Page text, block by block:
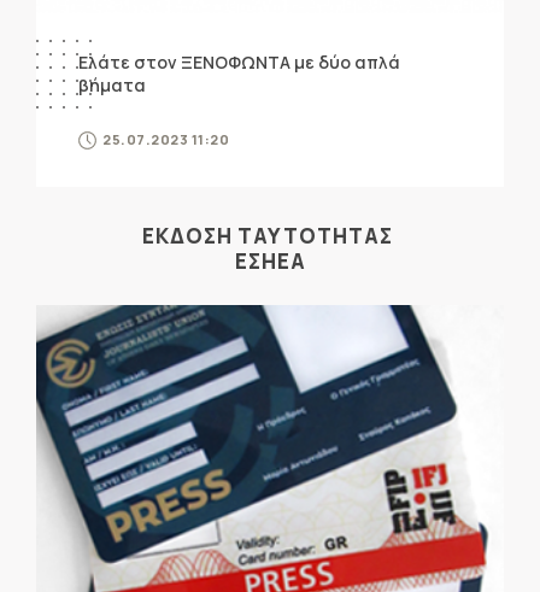
Ελάτε στον ΞΕΝΟΦΩΝΤΑ με δύο απλά
βήματα
25.07.2023 11:20
ΕΚΔΟΣΗ ΤΑΥΤΟΤΗΤΑΣ
ΕΣΗΕΑ